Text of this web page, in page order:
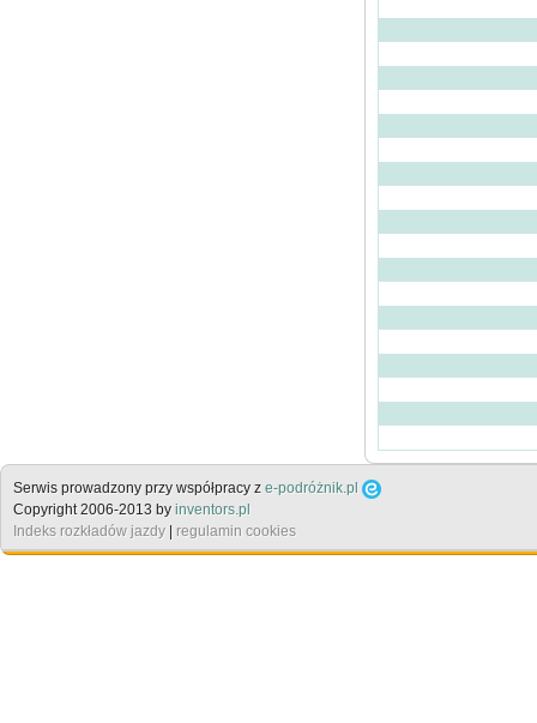
Serwis prowadzony przy współpracy z e-podróżnik.pl
Copyright 2006-2013 by inventors.pl
Indeks rozkładów jazdy
regulamin cookies